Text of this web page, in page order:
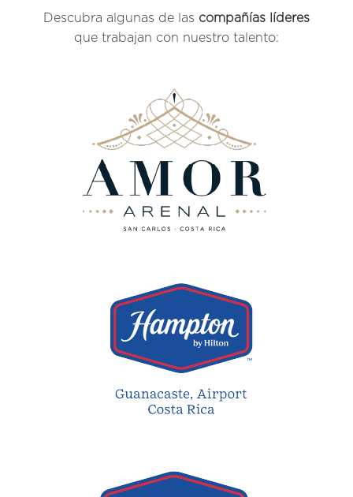
Descubra algunas de las compañías líderes
que trabajan con nuestro talento: